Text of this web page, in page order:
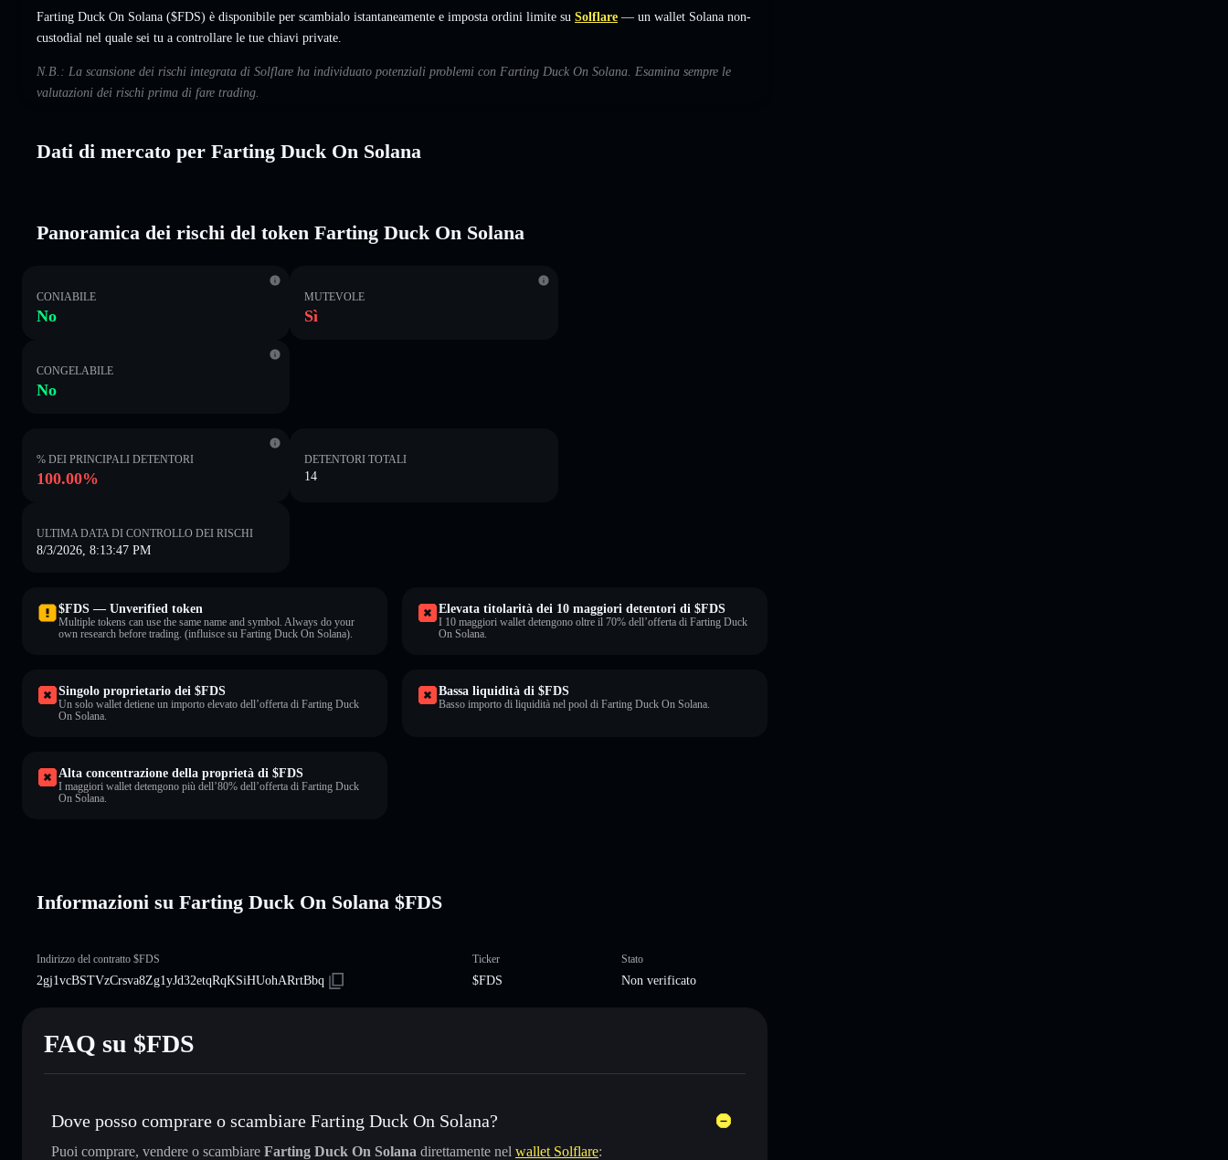
Farting Duck On Solana ($FDS) è disponibile per scambialo istantaneamente e imposta ordini limite su Solflare — un wallet Solana non-
custodial nel quale sei tu a controllare le tue chiavi private.
N.B.: La scansione dei rischi integrata di Solflare ha individuato potenziali problemi con Farting Duck On Solana. Esamina sempre le
valutazioni dei rischi prima di fare trading.
Dati di mercato per Farting Duck On Solana
Panoramica dei rischi del token Farting Duck On Solana
CONIABILE
No
MUTEVOLE
Sì
CONGELABILE
No
% DEI PRINCIPALI DETENTORI
100.00%
DETENTORI TOTALI
14
ULTIMA DATA DI CONTROLLO DEI RISCHI
8/3/2026, 8:13:47 PM
$FDS — Unverified token
Multiple tokens can use the same name and symbol. Always do your
own research before trading. (influisce su Farting Duck On Solana).
Elevata titolarità dei 10 maggiori detentori di $FDS
I 10 maggiori wallet detengono oltre il 70% dell’offerta di Farting Duck
On Solana.
Singolo proprietario dei $FDS
Un solo wallet detiene un importo elevato dell’offerta di Farting Duck
On Solana.
Bassa liquidità di $FDS
Basso importo di liquidità nel pool di Farting Duck On Solana.
Alta concentrazione della proprietà di $FDS
I maggiori wallet detengono più dell’80% dell’offerta di Farting Duck
On Solana.
Informazioni su Farting Duck On Solana $FDS
Indirizzo del contratto $FDS
2gj1vcBSTVzCrsva8Zg1yJd32etqRqKSiHUohARrtBbq
Ticker
$FDS
Stato
Non verificato
FAQ su $FDS
Dove posso comprare o scambiare Farting Duck On Solana?
Puoi comprare, vendere o scambiare Farting Duck On Solana direttamente nel wallet Solflare: